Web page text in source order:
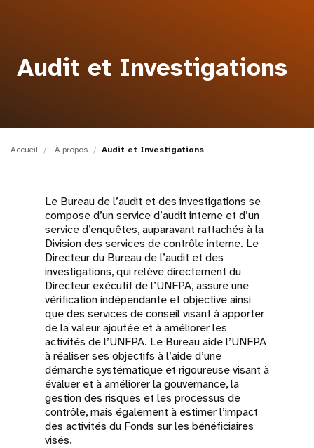
Audit et Investigations
Accueil À propos Audit et Investigations
Le Bureau de l’audit et des investigations se
compose d’un service d’audit interne et d’un
service d’enquêtes, auparavant rattachés à la
Division des services de contrôle interne. Le
Directeur du Bureau de l’audit et des
investigations, qui relève directement du
Directeur exécutif de l’UNFPA, assure une
vérification indépendante et objective ainsi
que des services de conseil visant à apporter
de la valeur ajoutée et à améliorer les
activités de l’UNFPA. Le Bureau aide l’UNFPA
à réaliser ses objectifs à l’aide d’une
démarche systématique et rigoureuse visant à
évaluer et à améliorer la gouvernance, la
gestion des risques et les processus de
contrôle, mais également à estimer l’impact
des activités du Fonds sur les bénéficiaires
visés.